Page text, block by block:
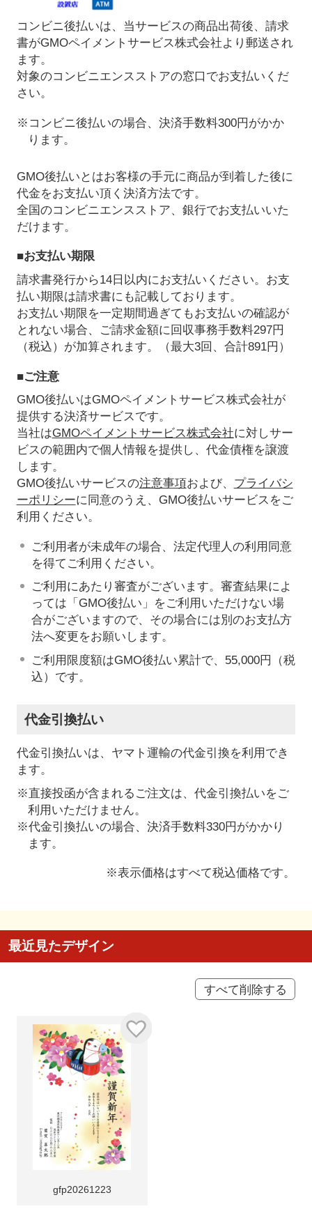
コンビニ後払いは、当サービスの商品出荷後、請求
書がGMOペイメントサービス株式会社より郵送され
ます。
対象のコンビニエンスストアの窓口でお支払いくだ
さい。
※コンビニ後払いの場合、決済手数料300円がかか
ります。
GMO後払いとはお客様の手元に商品が到着した後に
代金をお支払い頂く決済方法です。
全国のコンビニエンスストア、銀行でお支払いいた
だけます。
■お支払い期限
請求書発行から14日以内にお支払いください。お支
払い期限は請求書にも記載しております。
お支払い期限を一定期間過ぎてもお支払いの確認が
とれない場合、ご請求金額に回収事務手数料297円
（税込）が加算されます。（最大3回、合計891円）
■ご注意
GMO後払いはGMOペイメントサービス株式会社が
提供する決済サービスです。
当社はGMOペイメントサービス株式会社に対しサー
ビスの範囲内で個人情報を提供し、代金債権を譲渡
します。
GMO後払いサービスの注意事項および、 プライバシ
ーポリシーに同意のうえ、GMO後払いサービスをご
利用ください。
ご利用者が未成年の場合、法定代理人の利用同意
を得てご利用ください。
ご利用にあたり審査がございます。審査結果によ
っては「GMO後払い」をご利用いただけない場
合がございますので、その場合には別のお支払方
法へ変更をお願いします。
ご利用限度額はGMO後払い累計で、55,000円（税
込）です。
代金引換払い
代金引換払いは、ヤマト運輸の代金引換を利用でき
ます。
※直接投函が含まれるご注文は、代金引換払いをご
利用いただけません。
※代金引換払いの場合、決済手数料330円がかかり
ます。
※表示価格はすべて税込価格です。
最近見たデザイン
すべて削除する
gfp20261223